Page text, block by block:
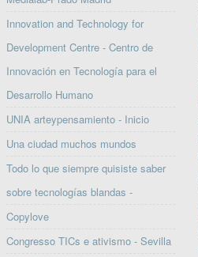
Innovation and Technology for
Development Centre - Centro de
Innovación en Tecnología para el
Desarrollo Humano
UNIA arteypensamiento - Inicio
Una ciudad muchos mundos
Todo lo que siempre quisiste saber
sobre tecnologías blandas -
Copylove
Congresso TICs e ativismo - Sevilla